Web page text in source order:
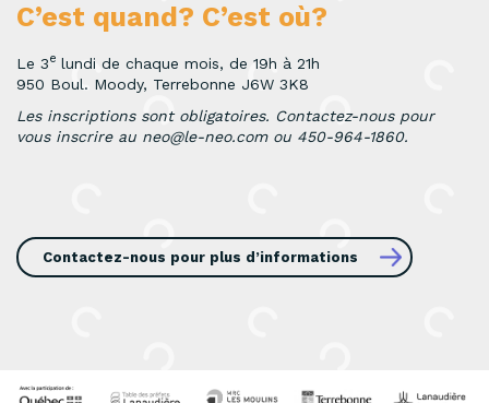
C’est quand? C’est où?
Le 3e lundi de chaque mois, de 19h à 21h
950 Boul. Moody, Terrebonne J6W 3K8
Les inscriptions sont obligatoires. Contactez-nous pour
vous inscrire au neo@le-neo.comou 450-964-1860.
Contactez-nous pour plus d’informations